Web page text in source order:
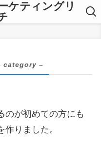
ケティングリ
category –
のが初めての方にも
りました。